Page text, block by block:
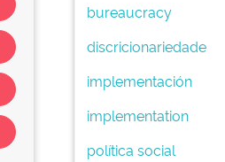
bureaucracy
discricionariedade
implementación
implementation
política social